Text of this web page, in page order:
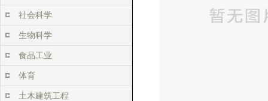
社会科学
生物科学
食品工业
体育
土木建筑工程